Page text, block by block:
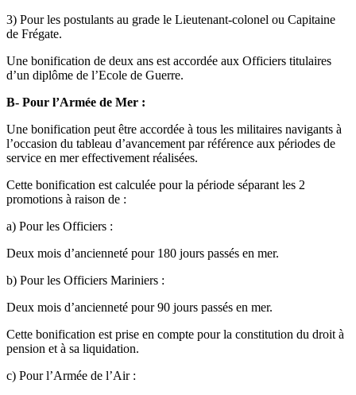
3) Pour les postulants au grade le Lieutenant-colonel ou Capitaine
de Frégate.
Une bonification de deux ans est accordée aux Officiers titulaires
d’un diplôme de l’Ecole de Guerre.
B- Pour l’Armée de Mer :
Une bonification peut être accordée à tous les militaires navigants à
l’occasion du tableau d’avancement par référence aux périodes de
service en mer effectivement réalisées.
Cette bonification est calculée pour la période séparant les 2
promotions à raison de :
a) Pour les Officiers :
Deux mois d’ancienneté pour 180 jours passés en mer.
b) Pour les Officiers Mariniers :
Deux mois d’ancienneté pour 90 jours passés en mer.
Cette bonification est prise en compte pour la constitution du droit à
pension et à sa liquidation.
c) Pour l’Armée de l’Air :